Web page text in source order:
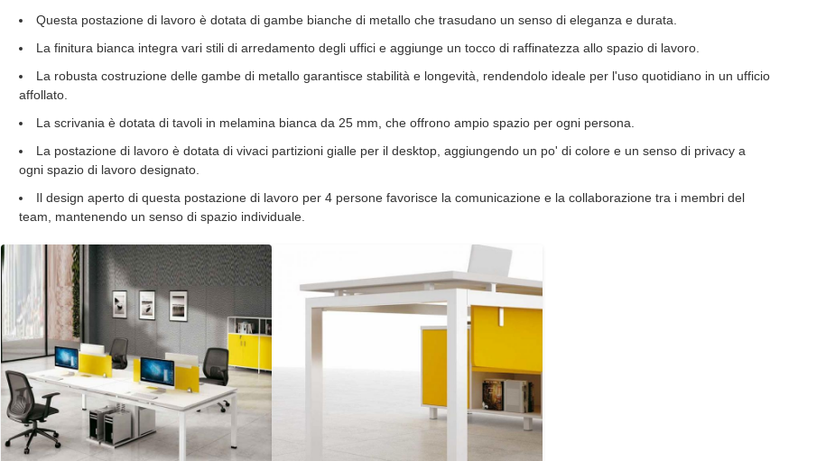
Questa postazione di lavoro è dotata di gambe bianche di metallo che trasudano un senso di eleganza e durata.
La finitura bianca integra vari stili di arredamento degli uffici e aggiunge un tocco di raffinatezza allo spazio di lavoro.
La robusta costruzione delle gambe di metallo garantisce stabilità e longevità, rendendolo ideale per l'uso quotidiano in un ufficio
affollato.
La scrivania è dotata di tavoli in melamina bianca da 25 mm, che offrono ampio spazio per ogni persona.
La postazione di lavoro è dotata di vivaci partizioni gialle per il desktop, aggiungendo un po' di colore e un senso di privacy a
ogni spazio di lavoro designato.
Il design aperto di questa postazione di lavoro per 4 persone favorisce la comunicazione e la collaborazione tra i membri del
team, mantenendo un senso di spazio individuale.